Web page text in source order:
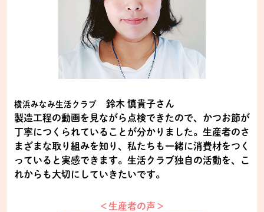
横浜みなみ生活クラブ
鈴木 慎貴子さん
製造工程の動画を見ながら点検できたので、かつお節が
丁寧につくられていることが分かりました。生産者のさ
まざまな取り組みを知り、私たちも一緒に消費材をつく
っていると実感できます。生活クラブ独自の活動を、こ
れからも大切にしていきたいです。
＜生産者の声＞